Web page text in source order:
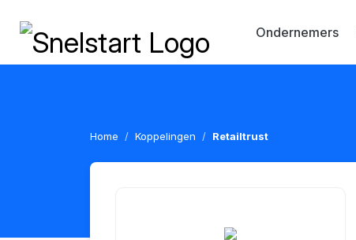
Ondernemers
Home Koppelingen Retailtrust